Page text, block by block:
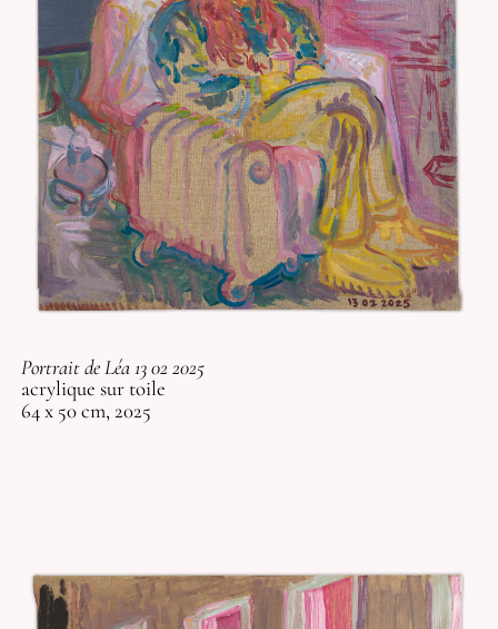
Portrait de Léa 13 02 2025
acrylique sur toile
64 x 50 cm, 2025